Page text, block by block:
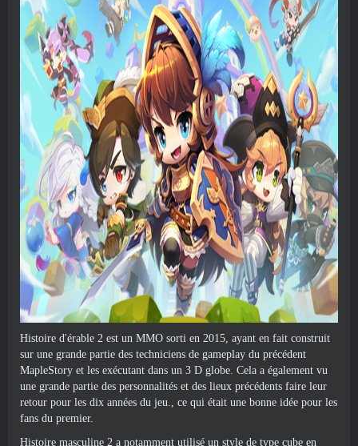
Histoire d'érable 2 est un MMO sorti en 2015, ayant en fait construit
sur une grande partie des techniciens de gameplay du précédent
MapleStory et les exécutant dans un 3 D globe. Cela a également vu
une grande partie des personnalités et des lieux précédents faire leur
retour pour les dix années du jeu., ce qui était une bonne idée pour les
fans du premier.
Histoire masculine 2 a notamment utilisé un style de type cube en